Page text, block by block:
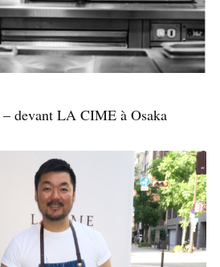
– devant LA CIME à Osaka